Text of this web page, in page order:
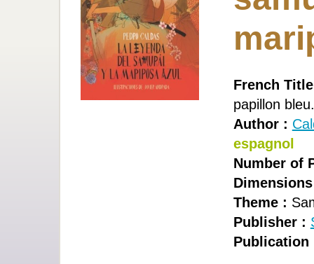
French
papillon
Author :
espagnol
Number of
Theme :
Publisher :
Publication